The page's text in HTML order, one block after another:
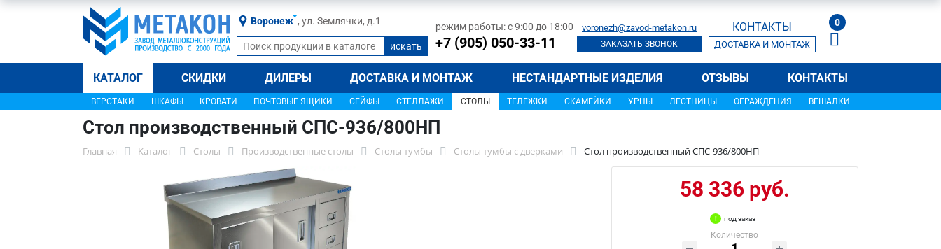
Воронеж , ул. Землячки, д.1 режим работы: с 9:00 до 18:00
+7 (905) 050-33-11
voronezh@zavod-metakon.ru
ЗАКАЗАТЬ ЗВОНОК
КОНТАКТЫ
ДОСТАВКА И МОНТАЖ
0
КАТАЛОГ СКИДКИ ДИЛЕРЫ ДОСТАВКА И МОНТАЖ НЕСТАНДАРТНЫЕ ИЗДЕЛИЯ ОТЗЫВЫ КОНТАКТЫ
ВЕРСТАКИ ШКАФЫ КРОВАТИ ПОЧТОВЫЕ ЯЩИКИ СЕЙФЫ СТЕЛЛАЖИ СТОЛЫ ТЕЛЕЖКИ СКАМЕЙКИ УРНЫ ЛЕСТНИЦЫ ОГРАЖДЕНИЯ ВЕШАЛКИ
Стол производственный СПС-936/800НП
Главная Каталог Столы Производственные столы Столы тумбы Столы тумбы с дверками Стол производственный СПС-936/800НП
58 336 руб.
под заказ
Количество